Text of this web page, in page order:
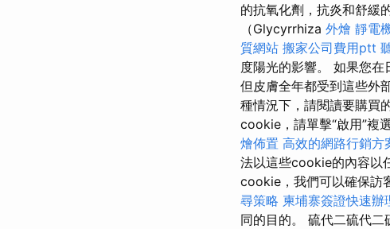
的抗氧化劑，抗炎和舒緩
（Glycyrrhiza 外燴 靜電
質網站 搬家公司費用ptt
度陽光的影響。 如果您在
但皮膚全年都受到這些外
種情況下，請閱讀要購買
cookie，請單擊“啟用”複
燴佈置 高效的網路行銷方
法以這些cookie的內容以
cookie，我們可以確保訪
尋策略 柬埔寨簽證快速辦
同的目的。 硫代二硫代二